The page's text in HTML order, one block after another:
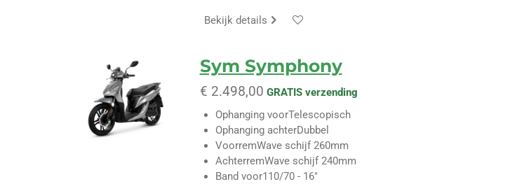
Bekijk details
Sym Symphony
€ 2.498,00 GRATIS verzending
Ophanging voorTelescopisch
Ophanging achterDubbel
VoorremWave schijf 260mm
AchterremWave schijf 240mm
Band voor110/70 - 16"